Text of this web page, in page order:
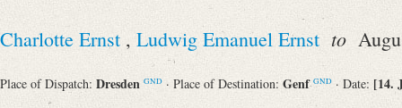
Charlotte Ernst , Ludwig Emanuel Ernst to
Place of Dispatch: Dresden GND · Place of Destination: GenfGND · Date: [14.